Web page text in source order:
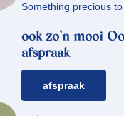
Something precious
ook zo’n mooi
afspraak
afspraak